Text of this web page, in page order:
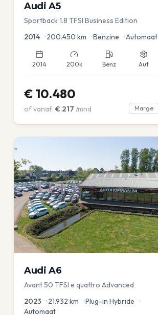
Audi A5
Sportback 1.8 TFSI Business Edition
2014 •200.450 km •Benzine •Automaat
2014 200k Benz Aut
€ 10.480
of vanaf: € 217 /mnd Marge
Audi A6
Avant 50 TFSI e quattro Advanced
2023 •21.932 km •Plug-in Hybride •
Automaat